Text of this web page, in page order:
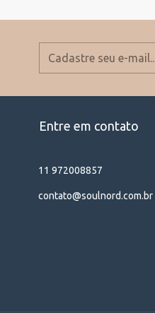
Entre em contato
11 972008857
contato@soulnord.com.br